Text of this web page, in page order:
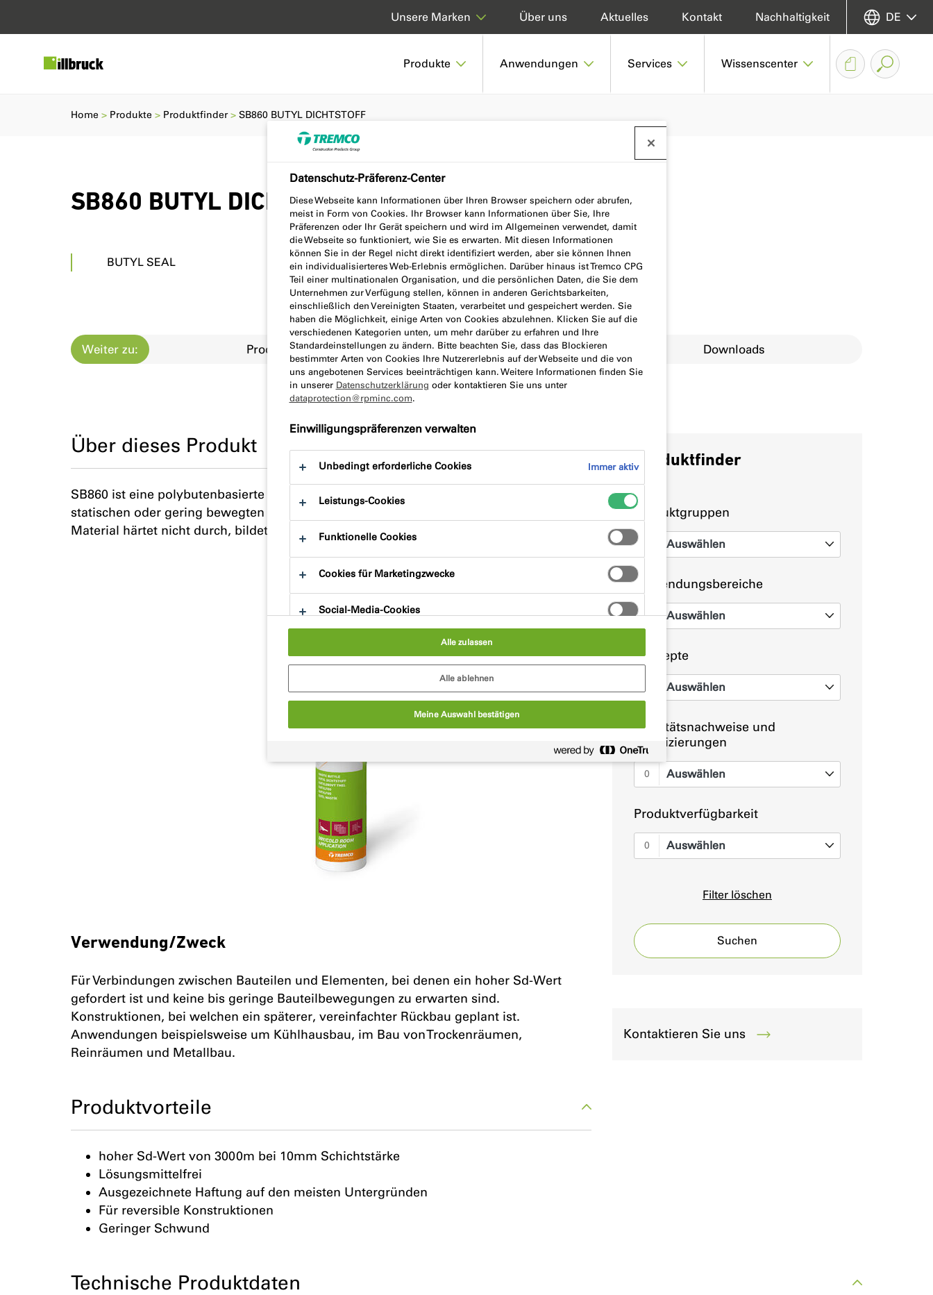
Produkte Anwendungen Services Wissenscenter
Über uns Aktuelles Kontakt Nachhaltigkeit
Unsere Marken DE
SB860 BUTYL DICHTSTOFF
BUTYL SEAL
Home Produkte Produktfinder SB860 BUTYL DICHTSTOFF
Weiter zu: Produktbeschreibung Produktvorteile Downloads
Produktfinder
Produktgruppen
Auswählen
Anwendungsbereiche
0 Auswählen
Konzepte
Auswählen
Qualitätsnachweise und
Zertifizierungen
0 Auswählen
Produktverfügbarkeit
0 Auswählen
Filter löschen
Suchen
Kontaktieren Sie uns
Über dieses Produkt
SB860 ist eine polybutenbasierte Dichtmasse für luft- und dampfdichte Abschlüsse in
statischen oder gering bewegten Fugen. Das einkomponentige, lösungsmittelfreie
Material härtet nicht durch, bildet eine maximal 2mm dicke Haut und bleibt plastisch.
Verwendung/Zweck
Für Verbindungen zwischen Bauteilen und Elementen, bei denen ein hoher Sd-Wert
gefordert ist und keine bis geringe Bauteilbewegungen zu erwarten sind.
Konstruktionen, bei welchen ein späterer, vereinfachter Rückbau geplant ist.
Anwendungen beispielsweise um Kühlhausbau, im Bau von Trockenräumen,
Reinräumen und Metallbau.
Produktvorteile
hoher Sd-Wert von 3000m bei 10mm Schichtstärke
Lösungsmittelfrei
Ausgezeichnete Haftung auf den meisten Untergründen
Für reversible Konstruktionen
Geringer Schwund
Technische Produktdaten
Datenschutz-Präferenz-Center
Diese Webseite kann Informationen über Ihren Browser speichern oder abrufen,
meist in Form von Cookies. Ihr Browser kann Informationen über Sie, Ihre
Präferenzen oder Ihr Gerät speichern und wird im Allgemeinen verwendet, damit
die Webseite so funktioniert, wie Sie es erwarten. Mit diesen Informationen
können Sie in der Regel nicht direkt identifiziert werden, aber sie können Ihnen
ein individualisierteres Web-Erlebnis ermöglichen. Darüber hinaus ist Tremco CPG
Teil einer multinationalen Organisation, und die persönlichen Daten, die Sie dem
Unternehmen zur Verfügung stellen, können in anderen Gerichtsbarkeiten,
einschließlich den Vereinigten Staaten, verarbeitet und gespeichert werden. Sie
haben die Möglichkeit, einige Arten von Cookies abzulehnen. Klicken Sie auf die
verschiedenen Kategorien unten, um mehr darüber zu erfahren und Ihre
Standardeinstellungen zu ändern. Bitte beachten Sie, dass das Blockieren
bestimmter Arten von Cookies Ihre Nutzererlebnis auf der Webseite und die von
uns angebotenen Services beeinträchtigen kann. Weitere Informationen finden Sie
in unserer Datenschutzerklärung oder kontaktieren Sie uns unter
dataprotection@rpminc.com.
Einwilligungspräferenzen verwalten
Unbedingt erforderliche Cookies Immer aktiv
Leistungs-Cookies
Funktionelle Cookies
Cookies für Marketingzwecke
Social-Media-Cookies
Alle zulassen
Alle ablehnen
Meine Auswahl bestätigen